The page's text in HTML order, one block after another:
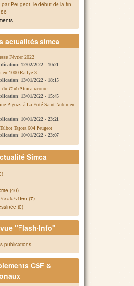
par Peugeot, le début de la fin
actualités simca
Février 2022
12/02/2022 - 10:21
en 1000 Rallye 3
13/01/2022 - 18:15
du Club Simca raconte...
13/01/2022 - 15:45
Pigozzi à La Ferté Saint-Aubin en
10/01/2022 - 23:21
Tagora 604 Peugeot
10/01/2022 - 23:07
Simca
(40)
radio/video (7)
(0)
"Flash-Info"
publications
CSF &